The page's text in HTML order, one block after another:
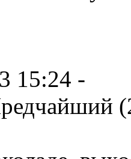
15:24 -